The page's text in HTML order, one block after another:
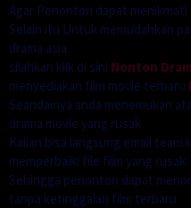
Agar Penonton dapat
Selain itu Untuk memudahkan
drama asia
silahkan klik di sini Nonton
menyediakan film movie terbaru
Seandainya anda menemukan
drama movie yang rusak
Kalian bisa langsung email team
memperbaiki file film yang rusak
Sehingga penonton dapat
tanpa ketinggalan film terbaru